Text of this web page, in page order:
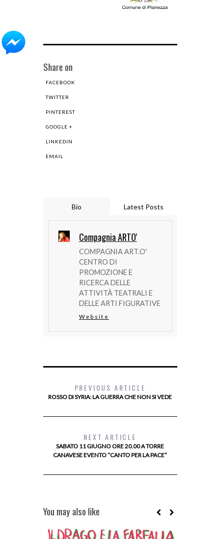
Share on
FACEBOOK
TWITTER
PINTEREST
GOOGLE +
LINKEDIN
EMAIL
Bio Latest Posts
Compagnia ARTO'
COMPAGNIA ART.O'
CENTRO DI
PROMOZIONE E
RICERCA DELLE
ATTIVITÀ TEATRALI E
DELLE ARTI FIGURATIVE
Website
PREVIOUS ARTICLE
ROSSO DI SYRIA: LA GUERRA CHE NON SI VEDE
NEXT ARTICLE
SABATO 11 GIUGNO ORE 20.00 A TORRE
CANAVESE EVENTO “CANTO PER LA PACE”
You may also like